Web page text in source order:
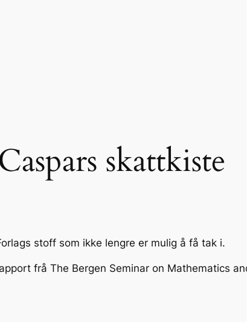
skattkiste
stoff som ikke lengre er mulig å få tak i.
frå The Bergen Seminar on Mathematics